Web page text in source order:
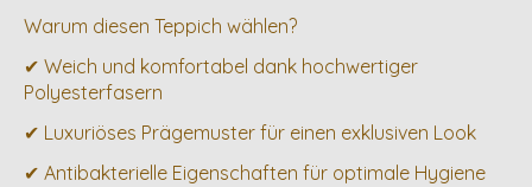
Warum diesen Teppich wählen?
✔ Weich und komfortabel dank hochwertiger
Polyesterfasern
✔ Luxuriöses Prägemuster für einen exklusiven Look
✔ Antibakterielle Eigenschaften für optimale Hygiene